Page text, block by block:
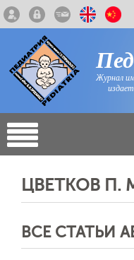
Журнал
ЦВЕТКОВ П.
ВСЕ СТАТЬИ